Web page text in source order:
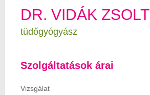
DR. VIDÁK ZSOLT
tüdőgyógyász
Szolgáltatások árai
Vizsgálat